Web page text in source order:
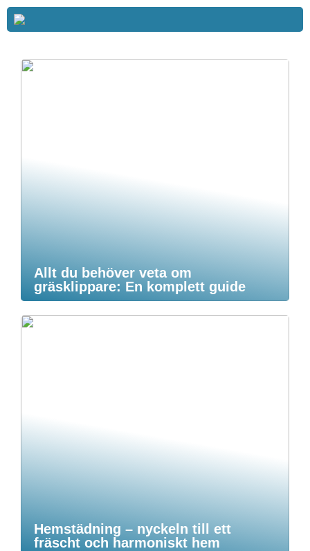
Allt du behöver veta om
gräsklippare: En komplett guide
Hemstädning – nyckeln till ett
fräscht och harmoniskt hem